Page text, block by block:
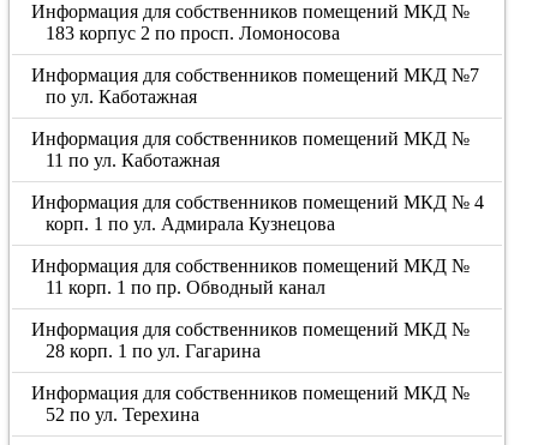
Информация для собственников помещений МКД №
183 корпус 2 по просп. Ломоносова
Информация для собственников помещений МКД №7
по ул. Каботажная
Информация для собственников помещений МКД №
11 по ул. Каботажная
Информация для собственников помещений МКД № 4
корп. 1 по ул. Адмирала Кузнецова
Информация для собственников помещений МКД №
11 корп. 1 по пр. Обводный канал
Информация для собственников помещений МКД №
28 корп. 1 по ул. Гагарина
Информация для собственников помещений МКД №
52 по ул. Терехина